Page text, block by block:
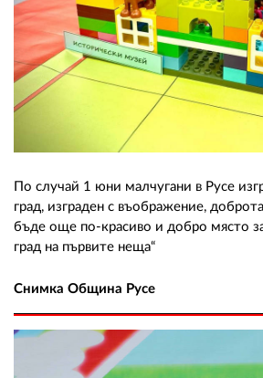
По случай 1 юни малчугани в Русе
град, изграден с въображение,
бъде още по-красиво и добро място
град на първите неща“
Снимка Община Русе